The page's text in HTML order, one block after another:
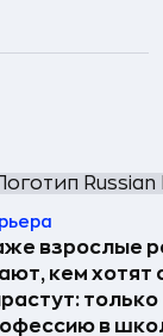
взрослые
кем хотят
в